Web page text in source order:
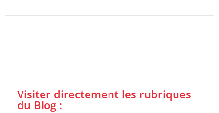
Visiter directement les rubriques
du Blog :